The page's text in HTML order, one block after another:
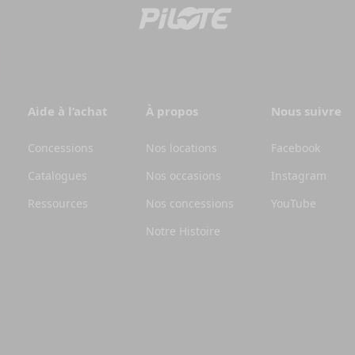
Aide à l’achat
Concessions
Catalogues
Ressources
À propos
Nos locations
Nos occasions
Nos concessions
Notre Histoire
Nous suivre
Facebook
Instagram
YouTube